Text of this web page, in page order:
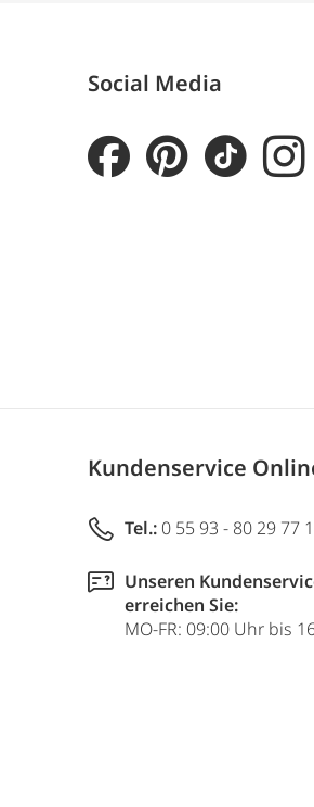
Social Media
Kundenservice
Tel.: 0 55 93 - 80 29 77
Unseren
erreichen Sie:
MO-FR: 09:00 Uhr bis